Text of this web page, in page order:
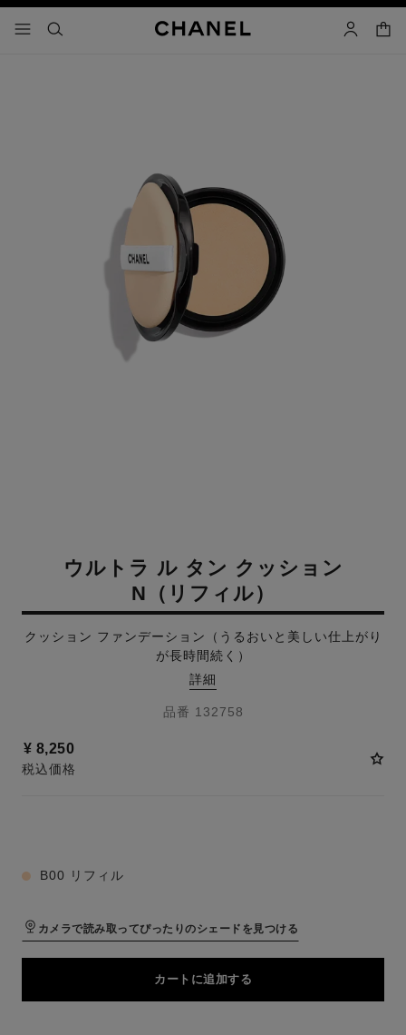
メニュー - メインナビゲーション
- メインナビゲーション
検索 マイアカ
カー
ウルトラ ル タン クッション
N（リフィル）
クッション ファンデーション（うるおいと美しい仕上がり
が長時間続く）
詳細
品番 132758
¥ 8,250
税込価格
B00 リフィル
カメラで読み取ってぴったりのシェードを見つける
カートに追加する